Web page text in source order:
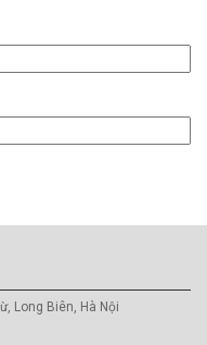
Long Biên, Hà Nội